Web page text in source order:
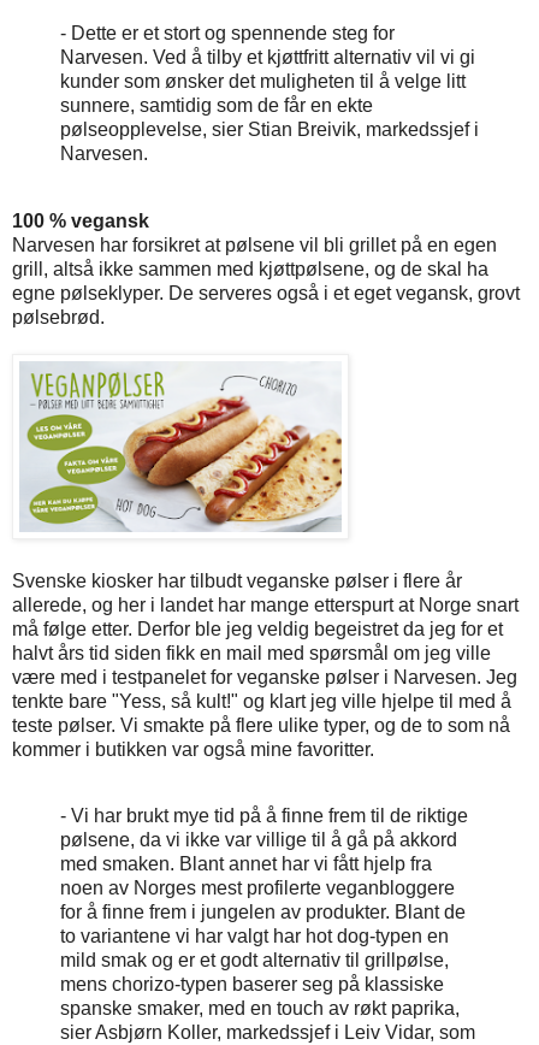
- Dette er et stort og spennende steg for
Narvesen. Ved å tilby et kjøttfritt alternativ vil vi gi
kunder som ønsker det muligheten til å velge litt
sunnere, samtidig som de får en ekte
pølseopplevelse, sier Stian Breivik, markedssjef i
Narvesen.
100 % vegansk
Narvesen har forsikret at pølsene vil bli grillet på en egen
grill, altså ikke sammen med kjøttpølsene, og de skal ha
egne pølseklyper. De serveres også i et eget vegansk, grovt
pølsebrød.
Svenske kiosker har tilbudt veganske pølser i flere år
allerede, og her i landet har mange etterspurt at Norge snart
må følge etter. Derfor ble jeg veldig begeistret da jeg for et
halvt års tid siden fikk en mail med spørsmål om jeg ville
være med i testpanelet for veganske pølser i Narvesen. Jeg
tenkte bare "Yess, så kult!" og klart jeg ville hjelpe til med å
teste pølser. Vi smakte på flere ulike typer, og de to som nå
kommer i butikken var også mine favoritter.
- Vi har brukt mye tid på å finne frem til de riktige
pølsene, da vi ikke var villige til å gå på akkord
med smaken. Blant annet har vi fått hjelp fra
noen av Norges mest profilerte veganbloggere
for å finne frem i jungelen av produkter. Blant de
to variantene vi har valgt har hot dog-typen en
mild smak og er et godt alternativ til grillpølse,
mens chorizo-typen baserer seg på klassiske
spanske smaker, med en touch av røkt paprika,
sier Asbjørn Koller, markedssjef i Leiv Vidar, som